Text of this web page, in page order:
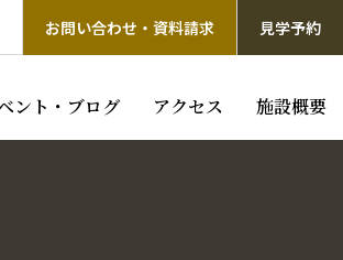
お問い合わせ・資料請求 見学予約
ント・ブログ アクセス 施設概要